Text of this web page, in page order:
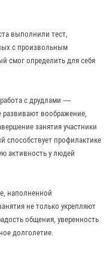
выполнили тест,
с произвольным
смог определить для себя
с друдлами —
развивают воображение,
занятия участники
способствует профилактике
активность у людей
наполненной
не только укрепляют
общения, уверенность
долголетие.